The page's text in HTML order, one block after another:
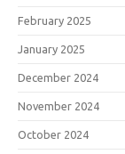
February 2025
January 2025
December 2024
November 2024
October 2024